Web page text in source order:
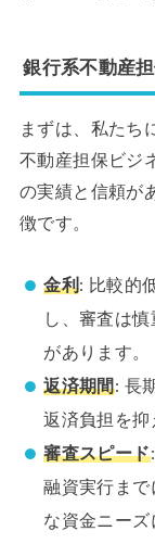
銀行系不動産
まずは、私たち
不動産担保ビジ
の実績と信頼が
徴です。
金利: 比較的
し、審査は
があります。
返済期間: 長
返済負担を抑
審査スピード
融資実行まで
な資金ニーズ